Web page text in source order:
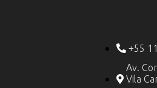
+55
Av.
Vila